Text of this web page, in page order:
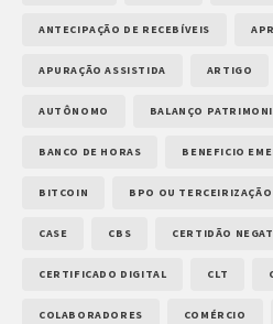
ANTECIPAÇÃO DE RECEBÍVEIS
APURAÇÃO ASSISTIDA ARTIGO
AUTÔNOMO BALANÇO
BANCO DE HORAS BENEFICIO
BITCOIN BPO OU TERCEIRIZAÇÃO
CASE CBS CERTIDÃO
CERTIFICADO DIGITAL CLT
COLABORADORES COMÉRCIO